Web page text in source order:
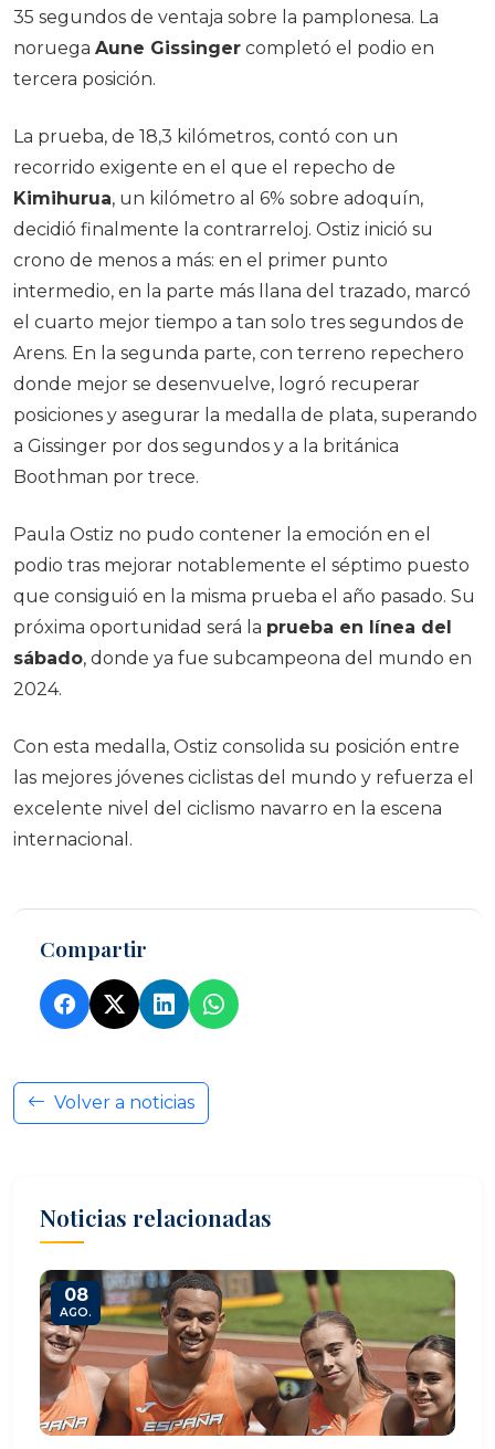
35 segundos de ventaja sobre la pamplonesa. La
noruega Aune Gissinger completó el podio en
tercera posición.
La prueba, de 18,3 kilómetros, contó con un
recorrido exigente en el que el repecho de
Kimihurua, un kilómetro al 6% sobre adoquín,
decidió finalmente la contrarreloj. Ostiz inició su
crono de menos a más: en el primer punto
intermedio, en la parte más llana del trazado, marcó
el cuarto mejor tiempo a tan solo tres segundos de
Arens. En la segunda parte, con terreno repechero
donde mejor se desenvuelve, logró recuperar
posiciones y asegurar la medalla de plata, superando
a Gissinger por dos segundos y a la británica
Boothman por trece.
Paula Ostiz no pudo contener la emoción en el
podio tras mejorar notablemente el séptimo puesto
que consiguió en la misma prueba el año pasado. Su
próxima oportunidad será la prueba en línea del
sábado, donde ya fue subcampeona del mundo en
2024.
Con esta medalla, Ostiz consolida su posición entre
las mejores jóvenes ciclistas del mundo y refuerza el
excelente nivel del ciclismo navarro en la escena
internacional.
Compartir
Volver a noticias
Noticias relacionadas
08
AGO.